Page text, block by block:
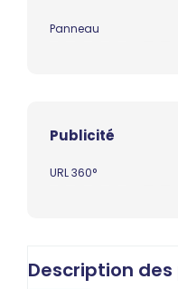
Panneau
Publicité
URL 360°
Description des